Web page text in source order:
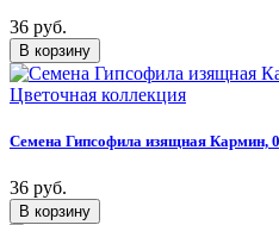
36 руб.
Семена Гипсофила изящная Кармин,
36 руб.